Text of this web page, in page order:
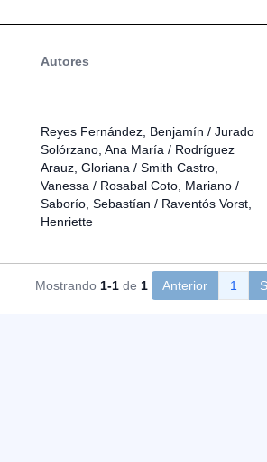
Autores
Reyes Fernández, Benjamín / Jurado
Solórzano, Ana María / Rodríguez
Arauz, Gloriana / Smith Castro,
Vanessa / Rosabal Coto, Mariano /
Saborío, Sebastían / Raventós Vorst,
Henriette
Mostrando 1-1 de 1 Anterior 1